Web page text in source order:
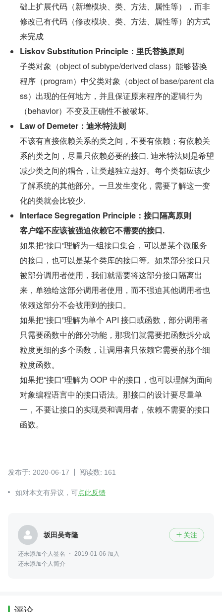
础上扩展代码（新增模块、类、方法、属性等），而非
修改已有代码（修改模块、类、方法、属性等）的方式
来完成
Liskov Substitution Principle：里氏替换原则
子类对象（object of subtype/derived class）能够替换
程序（program）中父类对象（object of base/parent cla
ss）出现的任何地方，并且保证原来程序的逻辑行为
（behavior）不变及正确性不被破坏。
Law of Demeter：迪米特法则
不该有直接依赖关系的类之间，不要有依赖；有依赖关
系的类之间，尽量只依赖必要的接口. 迪米特法则是希望
减少类之间的耦合，让类越独立越好。每个类都应该少
了解系统的其他部分。一旦发生变化，需要了解这一变
化的类就会比较少.
Interface Segregation Principle：接口隔离原则
客户端不应该被强迫依赖它不需要的接口.
如果把“接口”理解为一组接口集合，可以是某个微服务
的接口，也可以是某个类库的接口等。如果部分接口只
被部分调用者使用，我们就需要将这部分接口隔离出
来，单独给这部分调用者使用，而不强迫其他调用者也
依赖这部分不会被用到的接口。
如果把“接口”理解为单个 API 接口或函数，部分调用者
只需要函数中的部分功能，那我们就需要把函数拆分成
粒度更细的多个函数，让调用者只依赖它需要的那个细
粒度函数。
如果把“接口”理解为 OOP 中的接口，也可以理解为面向
对象编程语言中的接口语法。那接口的设计要尽量单
一，不要让接口的实现类和调用者，依赖不需要的接口
函数。
发布于: 2020-06-17 阅读数: 161
如对本文有异议，可点此反馈
坂田吴奇隆  关注
还未添加个人签名
2019-01-06 加入
还未添加个人简介